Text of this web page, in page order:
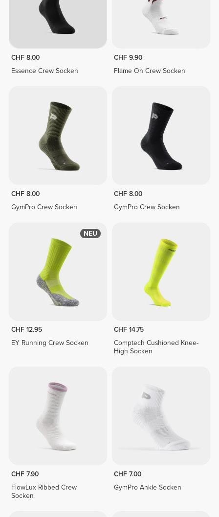
CHF 8.00
Essence Crew Socken
CHF 9.90
Flame On Crew Socken
CHF 8.00
GymPro Crew Socken
CHF 8.00
GymPro Crew Socken
NEU
CHF 12.95
EY Running Crew Socken
CHF 14.75
Comptech Cushioned Knee-
High Socken
CHF 7.90
FlowLux Ribbed Crew
Socken
CHF 7.00
GymPro Ankle Socken